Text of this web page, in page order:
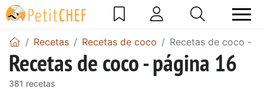
Recetas Recetas de coco Recetas de coco -
Recetas de coco - página 16
381 recetas